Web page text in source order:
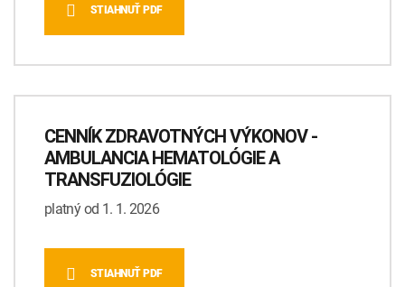
STIAHNUŤ PDF
CENNÍK ZDRAVOTNÝCH VÝKONOV -
AMBULANCIA HEMATOLÓGIE A
TRANSFUZIOLÓGIE
platný od 1. 1. 2026
STIAHNUŤ PDF